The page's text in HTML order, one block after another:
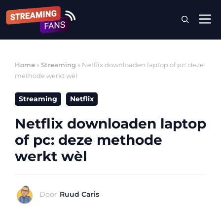
naar
Home »Streaming » Netflix downloaden laptop of pc: deze
methode werkt wèl
Streaming Netflix
Netflix downloaden laptop
of pc: deze methode
werkt wèl
Door Ruud Caris